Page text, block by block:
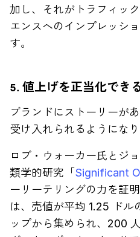
加し、それがトラフィッ
エンスへのインプレッシ
す。
5. 値上げを正当化でき
ブランドにストーリーが
受け入れられるようになり
ロブ・ウォーカー氏とジ
類学的研究「 Significant
ーリーテリングの力を証
は、売値が平均 1.25 ドル
ップから集められ、200